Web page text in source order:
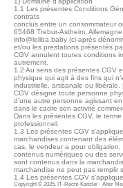
1.1 Les présentes Conditions
contrats
conclus entre un consommateur
65468 Trebur-Astheim,
info@leliba.baby (ci-après
et/ou les prestations présentés
CGV annulent toutes conditions
autrement.
1.2 Au sens des présentes CGV
physique qui agit à des fins qui
industrielle, artisanale ou
CGV désigne toute personne
d’une autre personne agissant
dans le cadre son activité
Dans les présentes CGV, le
professionnel.
1.3 Les présentes CGV
marchandises contenant des
cas, le vendeur a pour
contenus numériques ou des
sont contenus dans la
marchandise ne peut pas remplir
1.4 Les présentes CGV
Copyright © 2025, IT-Recht-Kanzlei · Alter